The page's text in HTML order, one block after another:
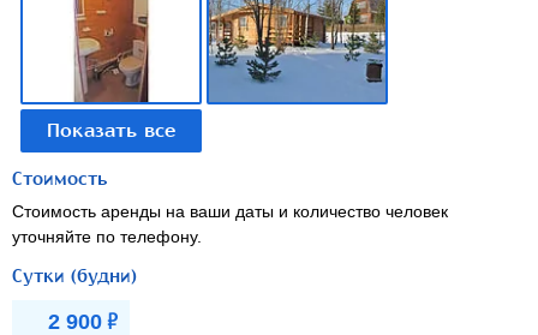
Стоимость
Стоимость аренды на ваши даты и количество человек
уточняйте по телефону.
Сутки (будни)
2 900 Р